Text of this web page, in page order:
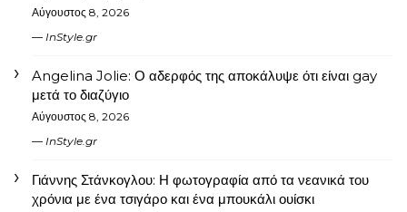
Αύγουστος 8, 2026
InStyle.gr
Angelina Jolie: Ο αδερφός της αποκάλυψε ότι είναι gay
μετά το διαζύγιο
Αύγουστος 8, 2026
InStyle.gr
Γιάννης Στάνκογλου: Η φωτογραφία από τα νεανικά του
χρόνια με ένα τσιγάρο και ένα μπουκάλι ουίσκι